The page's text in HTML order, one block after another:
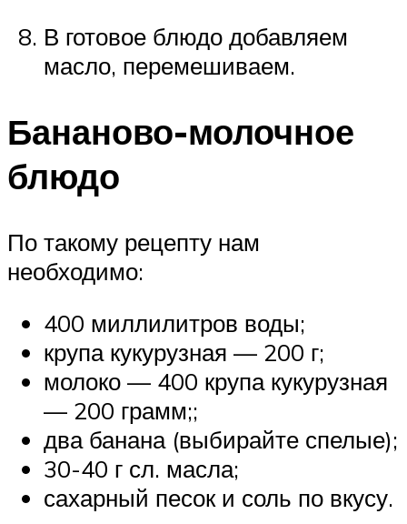
В готовое блюдо добавляем
масло, перемешиваем.
Бананово-молочное
блюдо
По такому рецепту нам
необходимо:
400 миллилитров воды;
крупа кукурузная — 200 г;
молоко — 400 крупа кукурузная
— 200 грамм;;
два банана (выбирайте спелые);
30-40 г сл. масла;
сахарный песок и соль по вкусу.